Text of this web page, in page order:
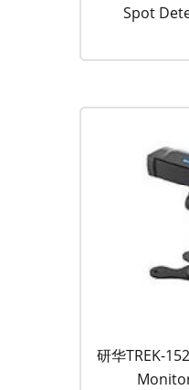
Spot
研华TREK-